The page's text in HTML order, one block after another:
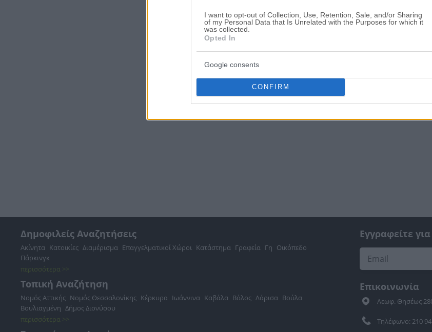
I want to opt-out of Collection, Use, Retention, Sale, and/or Sharing
of my Personal Data that Is Unrelated with the Purposes for which it
was collected.
Opted In
Google consents
CONFIRM
Δημοφιλείς Αναζητήσεις
Ακίνητα Κατοικίες Διαμέρισμα Επαγγελματικοί Χώροι Κατάστημα Γραφεία Γη Οικόπεδο
Πάρκινγκ
περισσότερα >>
Τοπική Αναζήτηση
Νομός Αττικής Νομός Θεσσαλονίκης Κέρκυρα Ιωάννινα Καβάλα Βόλος Λάρισα Βούλα
Βουλιαγμένη Δήμος Διονύσου
περισσότερα >>
Εγγραφείτε
Επικοινωνία
Λεωφ. Θησέως
Τηλέφωνο: 210